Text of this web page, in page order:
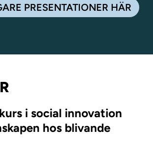
PRESENTATIONER HÄR
i social innovation
hos blivande